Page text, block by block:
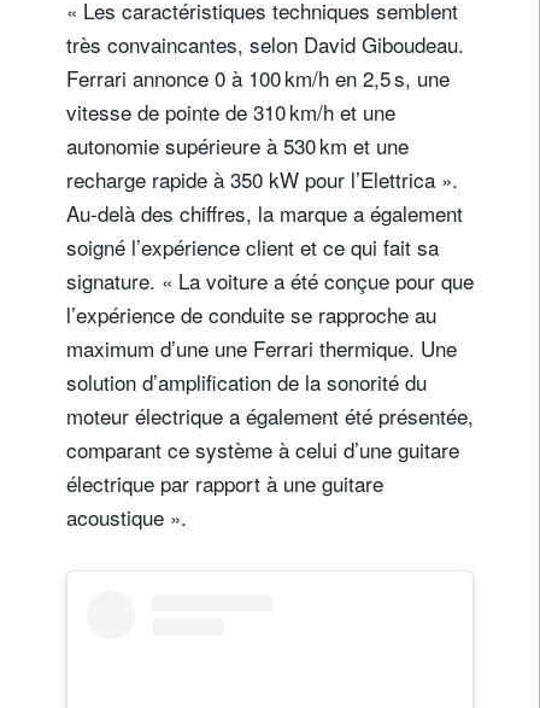
« Les caractéristiques techniques semblent
très convaincantes, selon David Giboudeau.
Ferrari annonce 0 à 100 km/h en 2,5 s, une
vitesse de pointe de 310 km/h et une
autonomie supérieure à 530 km et une
recharge rapide à 350 kW pour l’Elettrica ».
Au-delà des chiffres, la marque a également
soigné l’expérience client et ce qui fait sa
signature. « La voiture a été conçue pour que
l’expérience de conduite se rapproche au
maximum d’une une Ferrari thermique. Une
solution d’amplification de la sonorité du
moteur électrique a également été présentée,
comparant ce système à celui d’une guitare
électrique par rapport à une guitare
acoustique ».